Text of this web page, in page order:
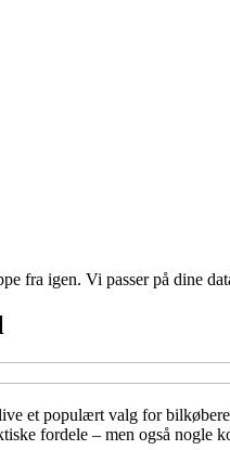
fra igen. Vi passer på dine
et populært valg for
fordele – men også nogle